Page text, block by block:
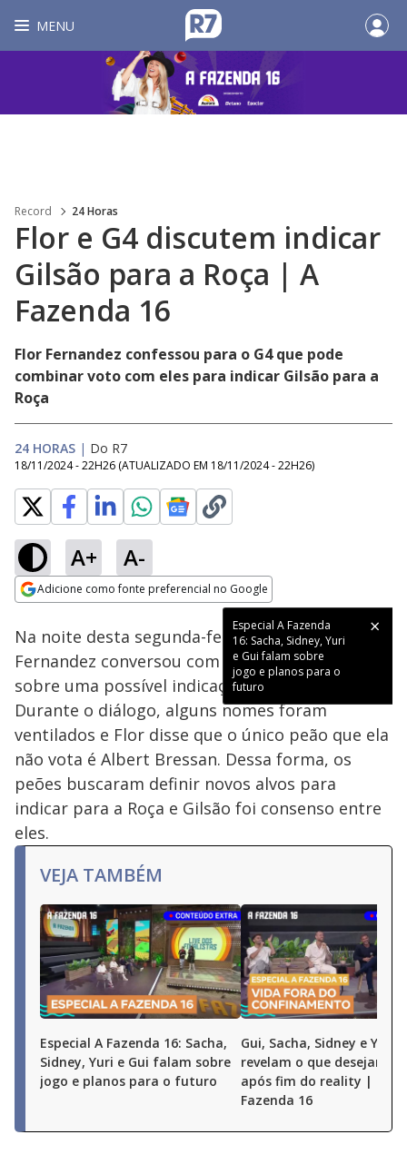
MENU
Record 24 Horas
Flor e G4 discutem indicar
Gilsão para a Roça | A
Fazenda 16
Flor Fernandez confessou para o G4 que pode
combinar voto com eles para indicar Gilsão para a
Roça
24 HORAS | Do R7
18/11/2024 - 22H26 (ATUALIZADO EM 18/11/2024 - 22H26)
A+ A-
Adicione como fonte preferencial no Google
Especial A Fazenda
16: Sacha, Sidney, Yuri
e Gui falam sobre
jogo e planos para o
futuro
Ativar
Loaded:
12.31%
Na noite desta segunda-feira (18), Flor
Fernandez conversou com os integrantes do G4
sobre uma possível indicação para a Roça.
Durante o diálogo, alguns nomes foram
ventilados e Flor disse que o único peão que ela
não vota é Albert Bressan. Dessa forma, os
peões buscaram definir novos alvos para
indicar para a Roça e Gilsão foi consenso entre
eles.
VEJA TAMBÉM
Especial A Fazenda 16: Sacha,
Sidney, Yuri e Gui falam sobre
jogo e planos para o futuro
Gui, Sacha, Sidney e Yuri
revelam o que desejam
após fim do reality |
Fazenda 16